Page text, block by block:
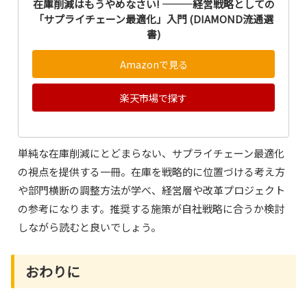
在庫削減はもうやめなさい! ―――経営戦略としての
「サプライチェーン最適化」入門 (DIAMOND流通選
書)
Amazonで見る
楽天市場で探す
単純な在庫削減にとどまらない、サプライチェーン最適化
の視点を提供する一冊。在庫を戦略的に位置づける考え方
や部門横断の調整方法が学べ、経営層や改革プロジェクト
の参考になります。推奨する施策が自社戦略に合うか検討
しながら読むと良いでしょう。
おわりに